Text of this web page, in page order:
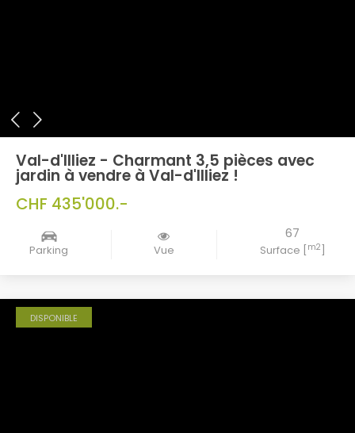
Val-d'Illiez - Charmant 3,5 pièces avec
jardin à vendre à Val-d'Illiez !
CHF 435'000.-
Parking Vue
67
Surface [m2]
DISPONIBLE